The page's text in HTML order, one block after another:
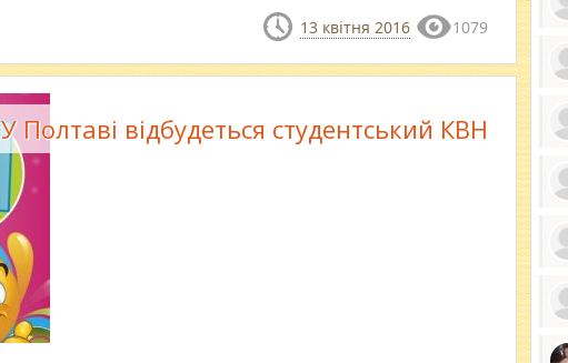
13 квітня 2016 1079
У Полтаві відбудеться студентський КВН
за